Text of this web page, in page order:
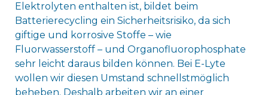
Elektrolyten enthalten ist, bildet beim
Batterierecycling ein Sicherheitsrisiko, da sich
giftige und korrosive Stoffe – wie
Fluorwasserstoff – und Organofluorophosphate
sehr leicht daraus bilden können. Bei E-Lyte
wollen wir diesen Umstand schnellstmöglich
beheben. Deshalb arbeiten wir an einer